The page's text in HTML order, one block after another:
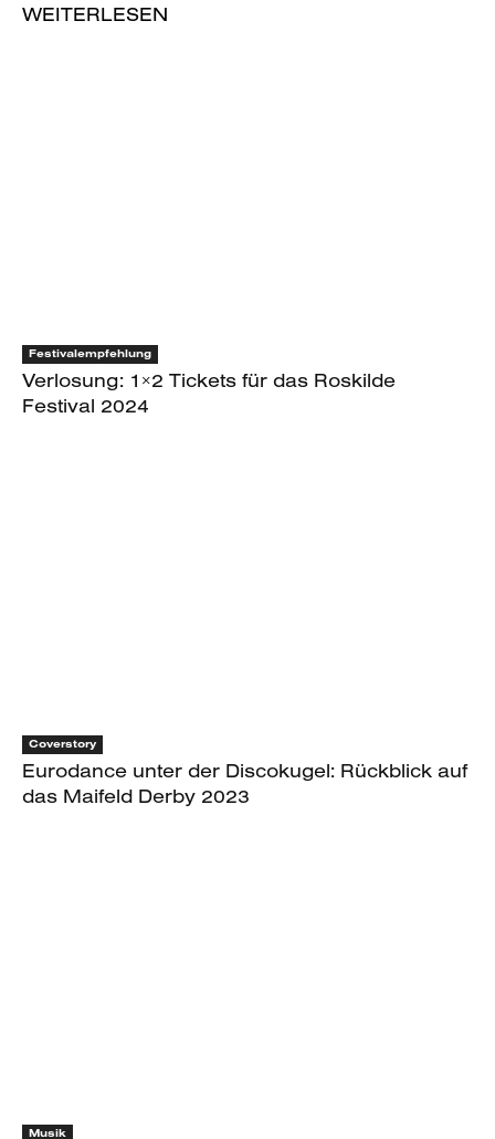
WEITERLESEN
Festivalempfehlung
Verlosung: 1×2 Tickets für das Roskilde
Festival 2024
Coverstory
Eurodance unter der Discokugel: Rückblick auf
das Maifeld Derby 2023
Musik